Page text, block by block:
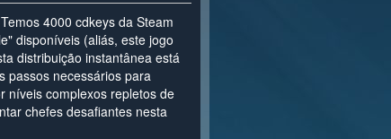
4000 cdkeys da Steam
disponíveis (aliás, este jogo
distribuição instantânea está
passos necessários para
níveis complexos repletos de
chefes desafiantes nesta